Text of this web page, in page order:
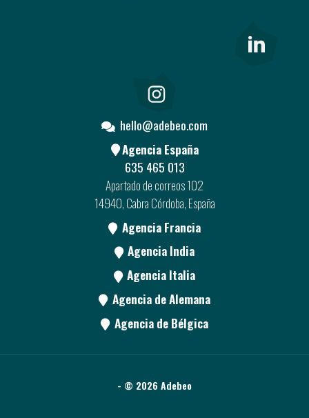
hello@adebeo.com
Agencia España
635 465 013
Apartado de correos 102
14940, Cabra Córdoba, España
Agencia Francia
Agencia India
Agencia Italia
Agencia de Alemana
Agencia de Bélgica
- © 2026 Adebeo